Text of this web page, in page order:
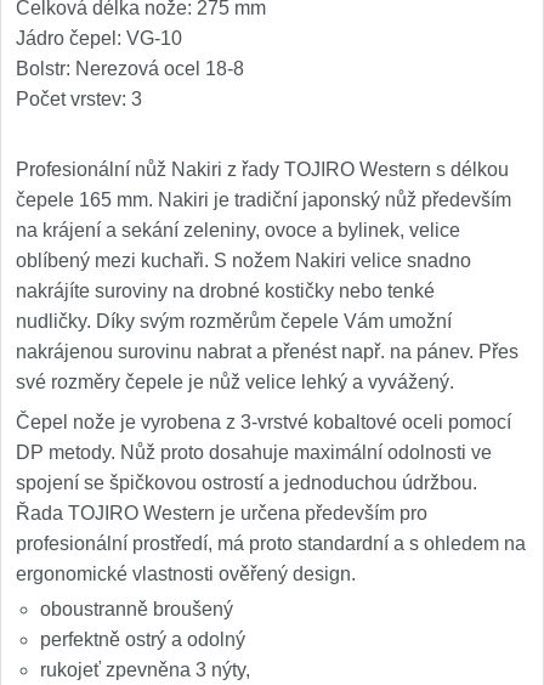
Nože Seburo SARADA
Nože Seburo HOKORI 37
Nože Seburo HOGANI 20
Nože Seburo WEST 21
Nože Tojiro
Nože Tojiro Shippu 2
Nože Tojiro Zen 1
Nože Samura
Nože Samura MO-V
Nože Samura Bamboo
Celková délka nože: 275 mm
Jádro čepel: VG-10
Bolstr: Nerezová ocel 18-8
Počet vrstev: 3
Profesionální nůž Nakiri z řady TOJIRO Western s délkou
čepele 165 mm. Nakiri je tradiční japonský nůž především
na krájení a sekání zeleniny, ovoce a bylinek, velice
oblíbený mezi kuchaři. S nožem Nakiri velice snadno
nakrájíte suroviny na drobné kostičky nebo tenké
nudličky. Díky svým rozměrům čepele Vám umožní
nakrájenou surovinu nabrat a přenést např. na pánev. Přes
své rozměry čepele je nůž velice lehký a vyvážený.
Čepel nože je vyrobena z 3-vrstvé kobaltové oceli pomocí
DP metody. Nůž proto dosahuje maximální odolnosti ve
spojení se špičkovou ostrostí a jednoduchou údržbou.
Řada TOJIRO Western je určena především pro
profesionální prostředí, má proto standardní a s ohledem na
ergonomické vlastnosti ověřený design.
oboustranně broušený
perfektně ostrý a odolný
rukojeť zpevněna 3 nýty,